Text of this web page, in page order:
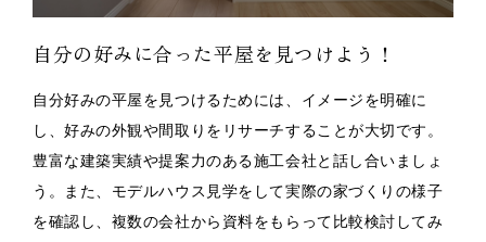
自分の好みに合った平屋を見つけよう！
自分好みの平屋を見つけるためには、イメージを明確に
し、好みの外観や間取りをリサーチすることが大切です。
豊富な建築実績や提案力のある施工会社と話し合いましょ
う。また、モデルハウス見学をして実際の家づくりの様子
を確認し、複数の会社から資料をもらって比較検討してみ